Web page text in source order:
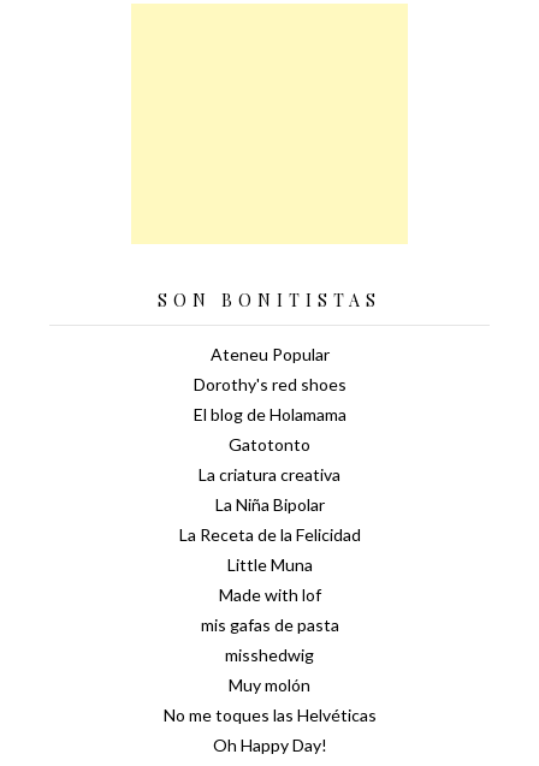
SON BONITISTAS
Ateneu Popular
Dorothy's red shoes
El blog de Holamama
Gatotonto
La criatura creativa
La Niña Bipolar
La Receta de la Felicidad
Little Muna
Made with lof
mis gafas de pasta
misshedwig
Muy molón
No me toques las Helvéticas
Oh Happy Day!